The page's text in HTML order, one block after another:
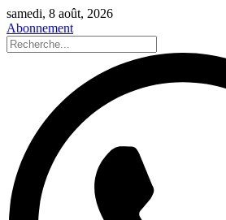
samedi, 8 août, 2026
Abonnement